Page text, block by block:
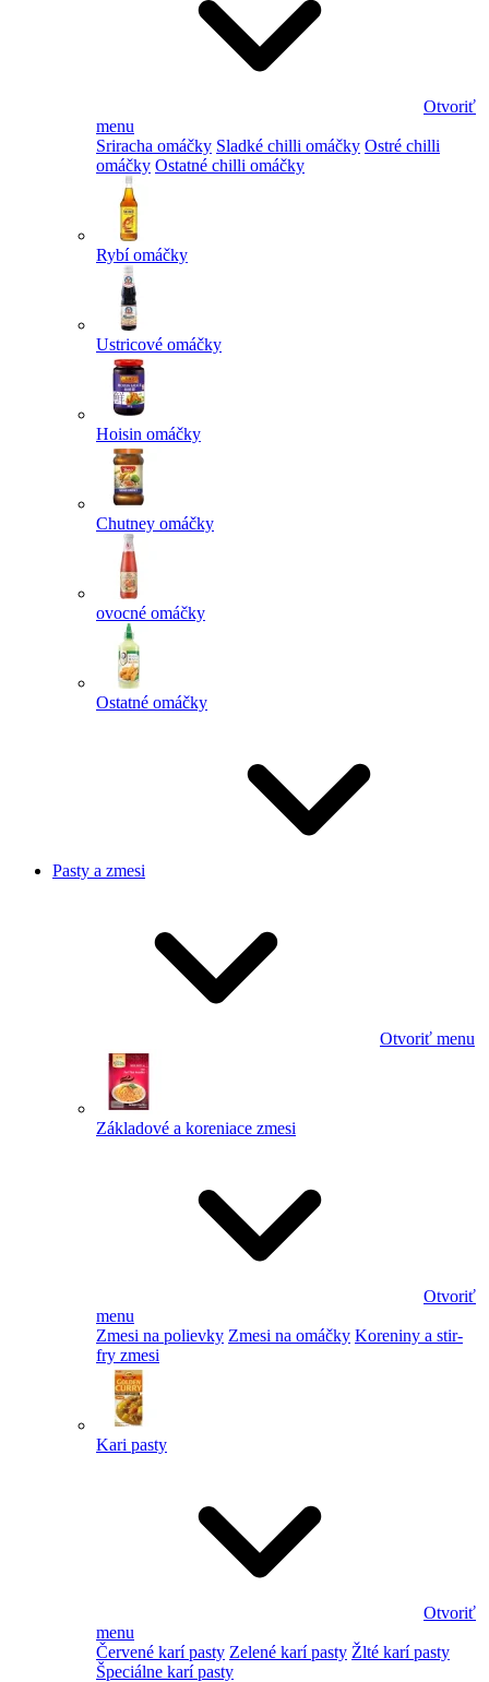
Otvoriť
menu
Sriracha omáčky Sladké chilli omáčky Ostré chilli
omáčky Ostatné chilli omáčky
Rybí omáčky
Ustricové omáčky
Hoisin omáčky
Chutney omáčky
ovocné omáčky
Ostatné omáčky
Pasty a zmesi
Otvoriť menu
Základové a koreniace zmesi
Otvoriť
menu
Zmesi na polievky Zmesi na omáčky Koreniny a stir-
fry zmesi
Kari pasty
Otvoriť
menu
Červené karí pasty Zelené karí pasty Žlté karí pasty
Špeciálne karí pasty